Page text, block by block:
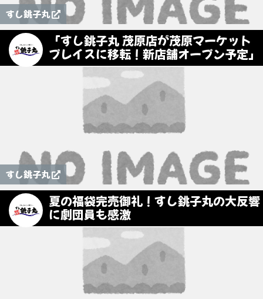
すし銚子丸
「すし銚子丸 茂原店が茂原マーケット
プレイスに移転！新店舗オープン予定」
すし銚子丸
夏の福袋完売御礼！すし銚子丸の大反響
に劇団員も感激